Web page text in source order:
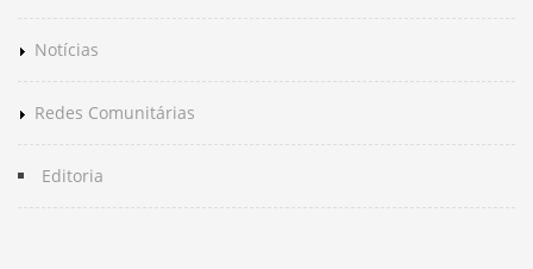
Notícias
Redes Comunitárias
Editoria